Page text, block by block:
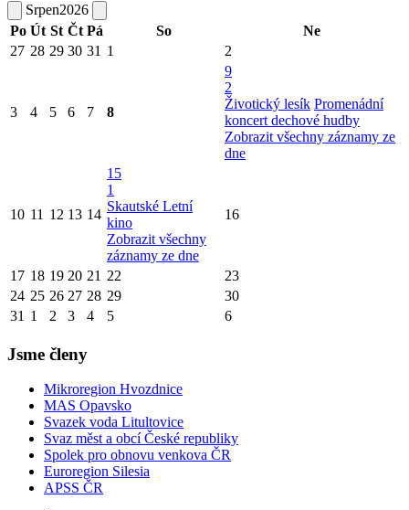
Srpen2026
Po Út St Čt Pá So
Ne
27 28 29 30 31 1 2
3 4 5 6 7 8
9
2
Životický lesík Promenádní
koncert dechové hudby
Zobrazit všechny záznamy ze
dne
10 11 12 13 14
15
1
Skautské Letní
kino
Zobrazit všechny
záznamy ze dne
16
17 18 19 20 21 22
23
24 25 26 27 28 29
30
31 1 2 3 4 5 6
Jsme členy
Mikroregion Hvozdnice
MAS Opavsko
Svazek voda Litultovice
Svaz měst a obcí České republiky
Spolek pro obnovu venkova ČR
Euroregion Silesia
APSS ČR